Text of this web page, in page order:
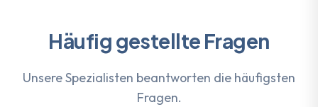
Häufig gestellte Fragen
Unsere Spezialisten beantworten die häufigsten
Fragen.